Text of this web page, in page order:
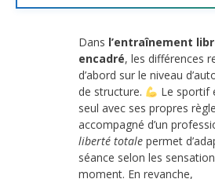
Dans l’entraînement
encadré, les différences
d’abord sur le niveau
de structure.
Le sportif
seul avec ses propres
accompagné d’un
liberté totale permet
séance selon les
moment. En revanche,